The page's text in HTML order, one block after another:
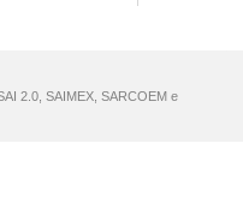
2.0, SAIMEX, SARCOEM e